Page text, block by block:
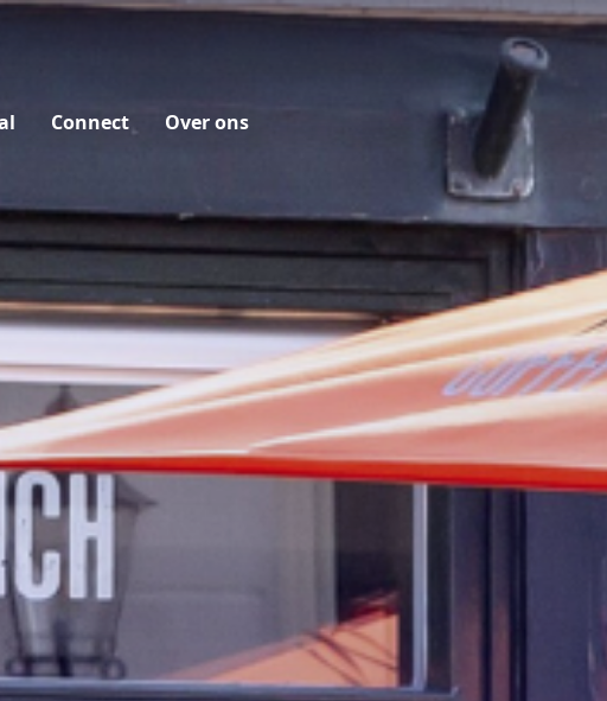
Connect Over ons